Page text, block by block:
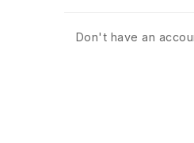
Don't have an